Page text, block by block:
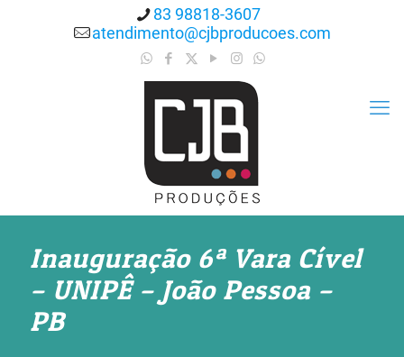
83 98818-3607
atendimento@cjbproducoes.com
Inauguração 6ª Vara Cível
– UNIPÊ – João Pessoa –
PB